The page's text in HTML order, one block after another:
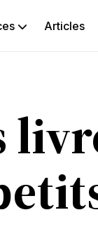
Articles
blog